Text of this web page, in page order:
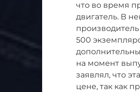
что во время
двигатель. В
500
на момент
заявлял, что
цене, так как